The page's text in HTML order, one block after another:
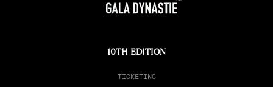
10TH EDITION
TICKETING